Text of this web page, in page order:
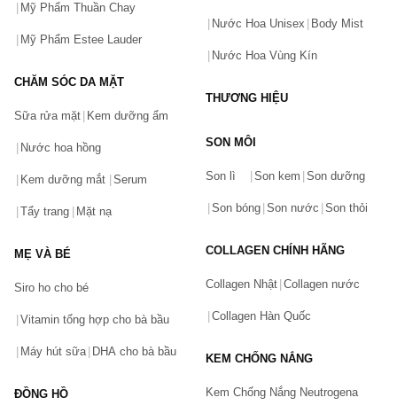
Bạn gặp vấn đề về sản phẩm hay mua hàng?
Hãy báo lỗi cho chúng tôi. Hoặc gọi cho chúng tôi qua số
Mỹ Phẩm Thuần Chay
Mỹ Phẩm Estee Lauder
CHĂM SÓC DA MẶT
Sữa rửa mặt Kem dưỡng ẩm
Nước hoa hồng
Kem dưỡng mắt Serum
Tẩy trang Mặt nạ
MẸ VÀ BÉ
Siro ho cho bé
Vitamin tổng hợp cho bà bầu
Máy hút sữa DHA cho bà bầu
ĐỒNG HỒ
Nước Hoa Unisex Body Mist
Nước Hoa Vùng Kín
THƯƠNG HIỆU
SON MÔI
Son lì Son kem Son dưỡng
Son bóng Son nước Son thỏi
COLLAGEN CHÍNH HÃNG
Collagen Nhật Collagen nước
Collagen Hàn Quốc
KEM CHỐNG NẮNG
Kem Chống Nắng Neutrogena